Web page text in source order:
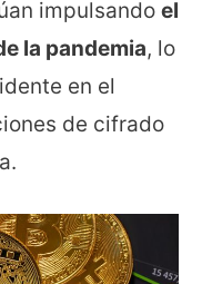
impulsando el
la pandemia, lo
en el
de cifrado